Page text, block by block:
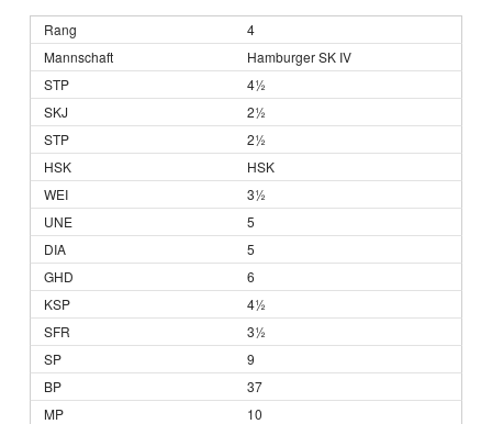
4
Hamburger SK IV
4½
2½
2½
HSK
3½
5
5
6
4½
3½
9
37
10